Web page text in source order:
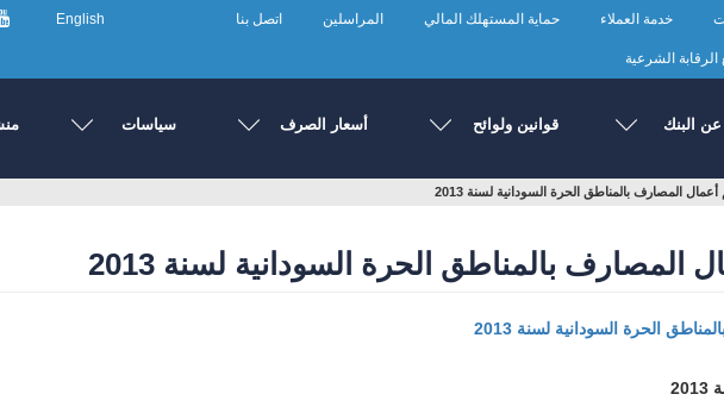
خدمة العملاء حماية المستهلك المالي المراسلين اتصل بنا
الرقابة الشرعية
English
عن البنك قوانين ولوائح أسعار الصرف سياسات
أعمال المصارف بالمناطق الحرة السودانية لسنة 2013
المصارف بالمناطق الحرة السودانية لسنة 2013
الحرة السودانية لسنة 2013